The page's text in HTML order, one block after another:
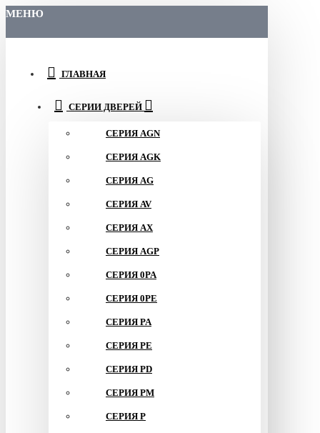
МЕНЮ
ГЛАВНАЯ
СЕРИИ ДВЕРЕЙ
СЕРИЯ AGN
СЕРИЯ AGK
СЕРИЯ AG
СЕРИЯ AV
СЕРИЯ AX
СЕРИЯ AGP
СЕРИЯ 0PA
СЕРИЯ 0PE
СЕРИЯ PA
СЕРИЯ PE
СЕРИЯ PD
СЕРИЯ PM
СЕРИЯ P